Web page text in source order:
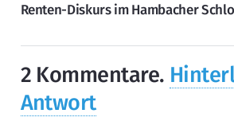
Renten-Diskurs im Hambacher
2 Kommentare.
Antwort